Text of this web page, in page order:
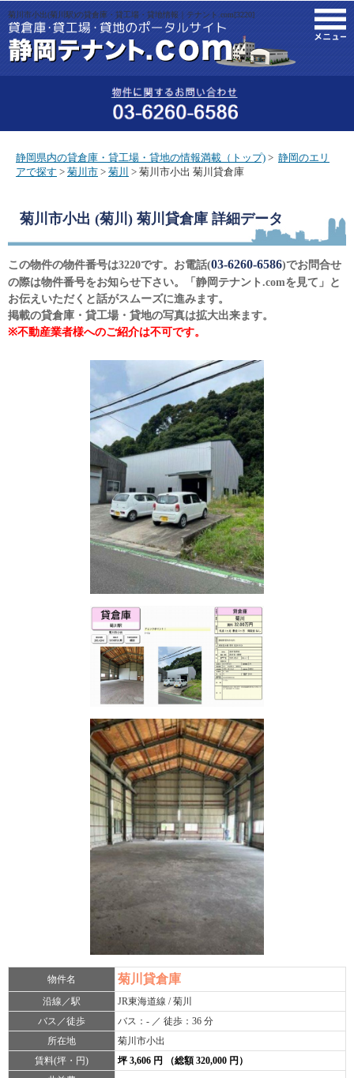
菊川市小出(菊川駅)の貸倉庫・貸工場・貸地情報｜テナント.com[3220]
静岡県内の貸倉庫・貸工場・貸地の情報満載（トップ) > 静岡のエリ
アで探す > 菊川市 > 菊川 > 菊川市小出 菊川貸倉庫
菊川市小出 (菊川) 菊川貸倉庫 詳細データ
この物件の物件番号は3220です。お電話(03-6260-6586)でお問合せ
の際は物件番号をお知らせ下さい。「静岡テナント.comを見て」と
お伝えいただくと話がスムーズに進みます。
掲載の貸倉庫・貸工場・貸地の写真は拡大出来ます。
※不動産業者様へのご紹介は不可です。
物件名 菊川貸倉庫
沿線／駅
JR東海道線 / 菊川
バス／徒歩
バス：- ／ 徒歩：36 分
所在地
菊川市小出
賃料(坪・円)
坪 3,606 円 （総額 320,000 円）